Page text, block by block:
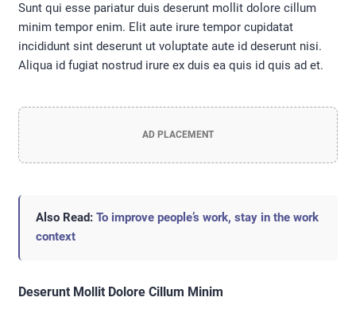
Sunt qui esse pariatur duis deserunt mollit dolore cillum
minim tempor enim. Elit aute irure tempor cupidatat
incididunt sint deserunt ut voluptate aute id deserunt nisi.
Aliqua id fugiat nostrud irure ex duis ea quis id quis ad et.
AD PLACEMENT
Also Read: To improve people’s work, stay in the work
context
Deserunt Mollit Dolore Cillum Minim